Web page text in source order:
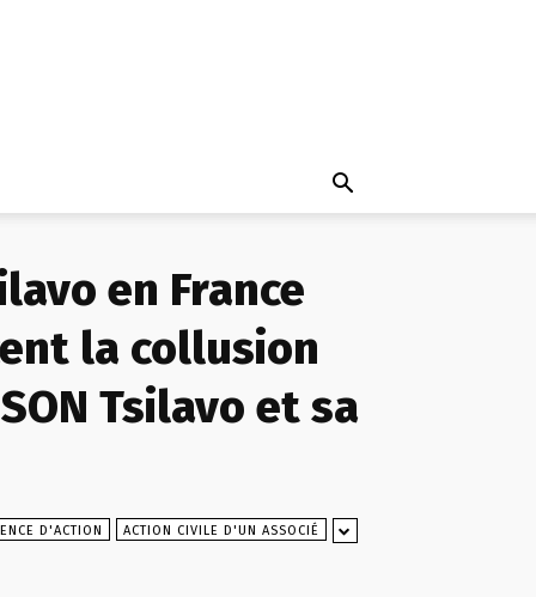
en France
la collusion
Tsilavo et sa
D'ACTION ACTION CIVILE D'UN ASSOCIÉ